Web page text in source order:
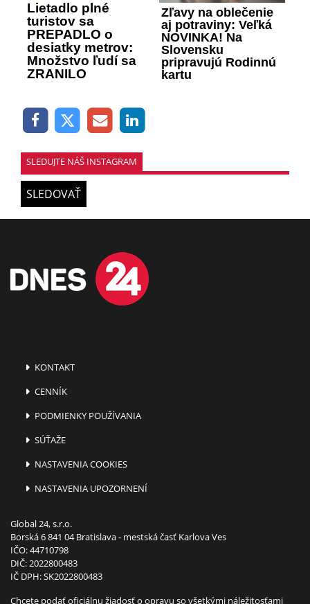
Lietadlo plné
turistov sa
PREPADLO o
desiatky metrov:
Množstvo ľudí sa
ZRANILO
Zľavy na oblečenie
aj potraviny: Veľká
NOVINKA! Na
Slovensku
pripravujú Rodinnú
kartu
SLEDUJTE NÁŠ INSTAGRAM
SLEDOVAŤ
KONTAKT
CENNÍK
PODMIENKY POUŽÍVANIA
SÚŤAŽE
NASTAVENIA COOKIES
NASTAVENIA UPOZORNENÍ
Global 24, s.r.o.
Borská 6 841 04 Bratislava - mestská časť Karlova Ves
IČO: 44710798
DIČ: 2022800483
IČ DPH: SK2022800483
Chcete podať oficiálnu žiadosť o opravu so všetkými náležitosťami